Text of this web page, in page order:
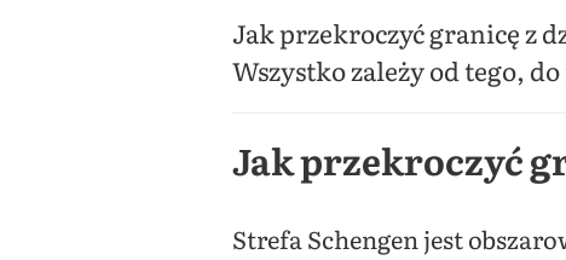
Jak przekroczyć granicę z
Wszystko zależy od tego,
Jak przekroczyć
Strefa Schengen jest